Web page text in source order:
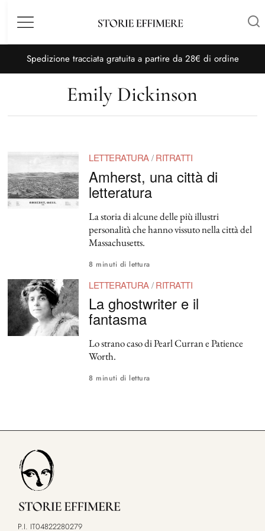
Menù
Spedizione tracciata gratuita a partire da 28€ di ordine
Emily Dickinson
LETTERATURA/ RITRATTI
Amherst, una città di
letteratura
La storia di alcune delle più illustri
personalità che hanno vissuto nella città del
Massachusetts.
8 minuti di lettura
LETTERATURA/ RITRATTI
La ghostwriter e il
fantasma
Lo strano caso di Pearl Curran e Patience
Worth.
8 minuti di lettura
P.I. IT04822280279